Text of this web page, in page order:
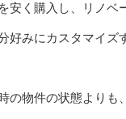
安く購入し、リノベ
好みにカスタマイズ
の物件の状態よりも